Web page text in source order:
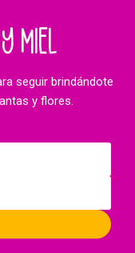
MIEL
seguir brindándote
y flores.